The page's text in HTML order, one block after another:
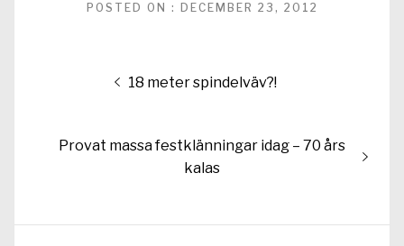
POSTED ON : DECEMBER 23, 2012
Inläggsnavigering
Föregående
18 meter spindelväv?!
Nästa
Provat massa festklänningar idag – 70 års
kalas